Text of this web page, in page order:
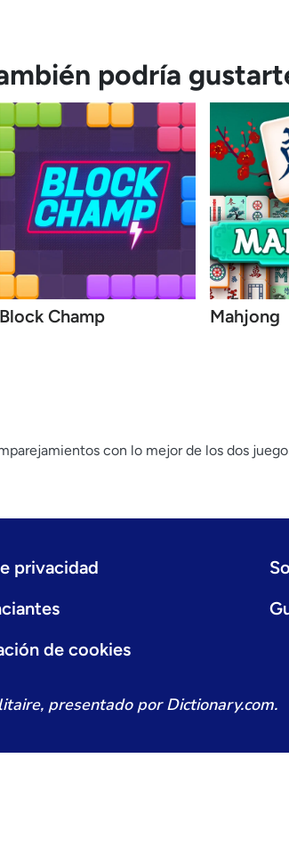
podría
Block Champ Mahjong
con lo mejor de los dos
privacidad
de cookies
presentado por Dictionary.com.